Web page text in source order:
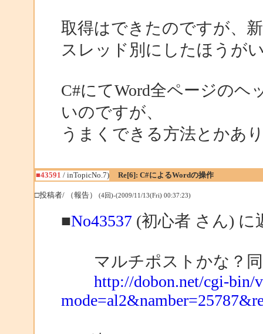
取得はできたのですが、
スレッド別にしたほうが
C#にてWord全ページのヘ
いのですが、
うまくできる方法とかあ
■43591 / inTopicNo.7) Re[6]: C#によるWordの操作
□投稿者/ （報告） (4回)-(2009/11/13(Fri) 00:37:23)
■No43537(初心者 さん) に
マルチポストかな？同
http://dobon.net/cgi-bin/